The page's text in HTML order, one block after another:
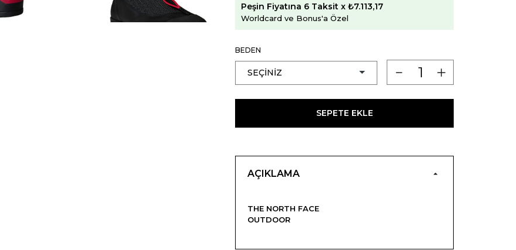
Peşin Fiyatına 6 Taksit x ₺7.113,17
Worldcard ve Bonus'a Özel
BEDEN
SEPETE EKLE
AÇIKLAMA
THE NORTH FACE
OUTDOOR